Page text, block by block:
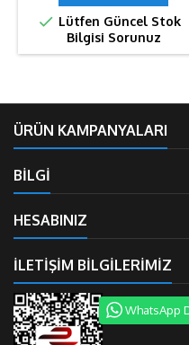
WhatsApp
 Lütfen Güncel Stok
Bilgisi Sorunuz
ÜRÜN KAMPANYALARI
BİLGİ
HESABINIZ
İLETIŞIM BILGILERIMIZ